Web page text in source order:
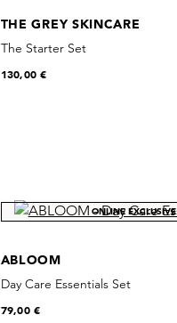
THE GREY SKINCARE
The Starter Set
130,00 €
ONLINE EXCLUSIVE
ABLOOM
Day Care Essentials Set
79,00 €